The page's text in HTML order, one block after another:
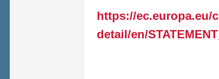
https://ec.europa.eu/
detail/en/